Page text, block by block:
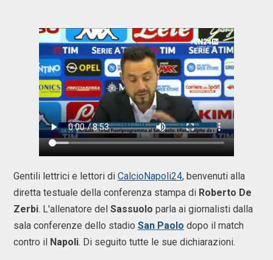
Gentili lettrici e lettori di CalcioNapoli24, benvenuti alla
diretta testuale della conferenza stampa di Roberto De
Zerbi. L'allenatore del Sassuolo parla ai giornalisti dalla
sala conferenze dello stadio San Paolo dopo il match
contro il Napoli. Di seguito tutte le sue dichiarazioni.